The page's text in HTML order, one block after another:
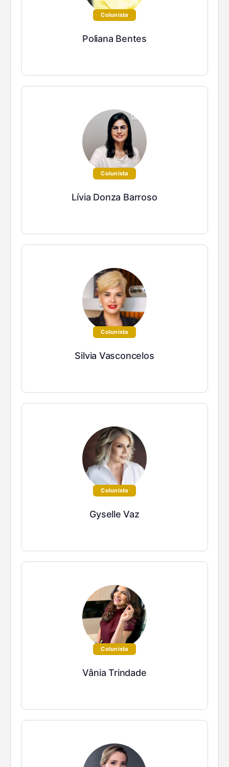
Colunista
Poliana Bentes
Colunista
Lívia Donza Barroso
Colunista
Silvia Vasconcelos
Colunista
Gyselle Vaz
Colunista
Vânia Trindade